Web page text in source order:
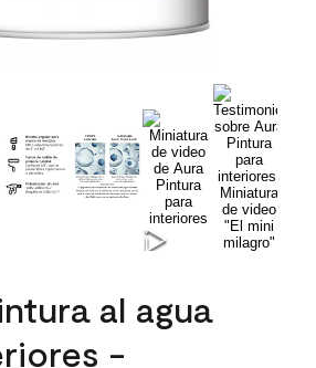
al agua
-